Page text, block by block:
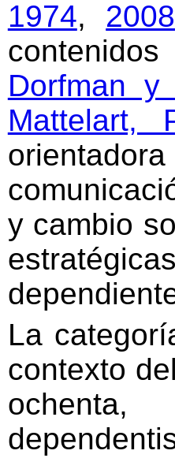
1974, 2008
Dorfman y
Mattelart,
y cambio
La
contexto